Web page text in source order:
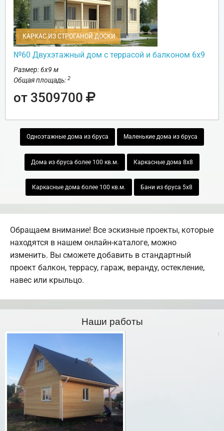
КАРКАС ИЗ СТРОГАНОЙ ДОСКИ
№60 Двухэтажный дом с террасой и балконом 6х9
Размер: 6х9 м
Общая площадь: 2
от 3509700
Одноэтажные дома из бруса Маленькие дома из бруса
Дома из бруса более 100 кв.м. Каркасные дома 8х8
Каркасные дома более 100 кв.м. Бани из бруса 5х8
Обращаем внимание! Все эскизные проекты, которые
находятся в нашем онлайн-каталоге, можно
изменить. Вы сможете добавить в стандартный
проект балкон, террасу, гараж, веранду, остекление,
навес или крыльцо.
Наши работы